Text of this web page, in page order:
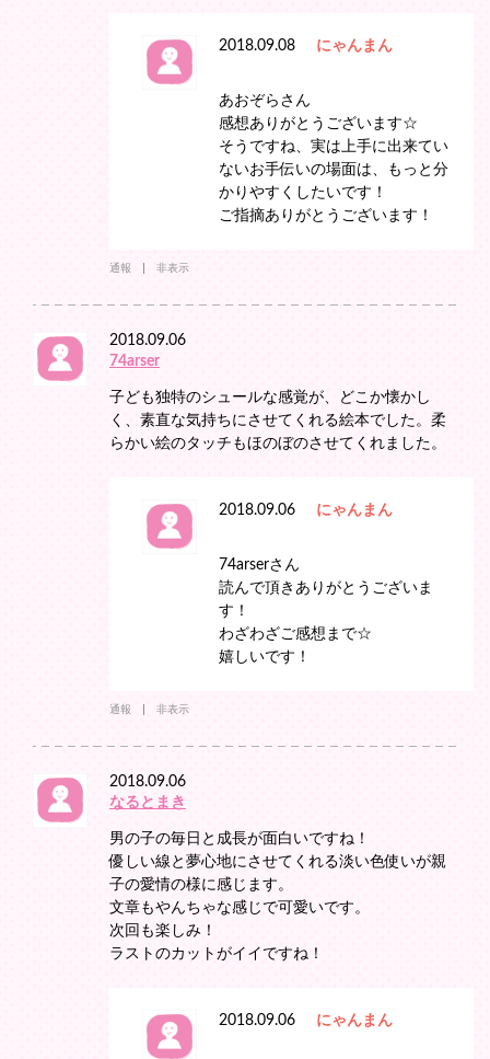
2018.09.08 にゃんまん
あおぞらさん
感想ありがとうございます☆
そうですね、実は上手に出来てい
ないお手伝いの場面は、もっと分
かりやすくしたいです！
ご指摘ありがとうございます！
通報 非表示
2018.09.06
74arser
子ども独特のシュールな感覚が、どこか懐かし
く、素直な気持ちにさせてくれる絵本でした。柔
らかい絵のタッチもほのぼのさせてくれました。
2018.09.06 にゃんまん
74arserさん
読んで頂きありがとうございま
す！
わざわざご感想まで☆
嬉しいです！
通報 非表示
2018.09.06
なるとまき
男の子の毎日と成長が面白いですね！
優しい線と夢心地にさせてくれる淡い色使いが親
子の愛情の様に感じます。
文章もやんちゃな感じで可愛いです。
次回も楽しみ！
ラストのカットがイイですね！
2018.09.06 にゃんまん